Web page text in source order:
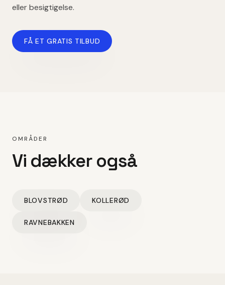
eller besigtigelse.
FÅ ET GRATIS TILBUD
OMRÅDER
Vi dækker også
BLOVSTRØD KOLLERØD
RAVNEBAKKEN